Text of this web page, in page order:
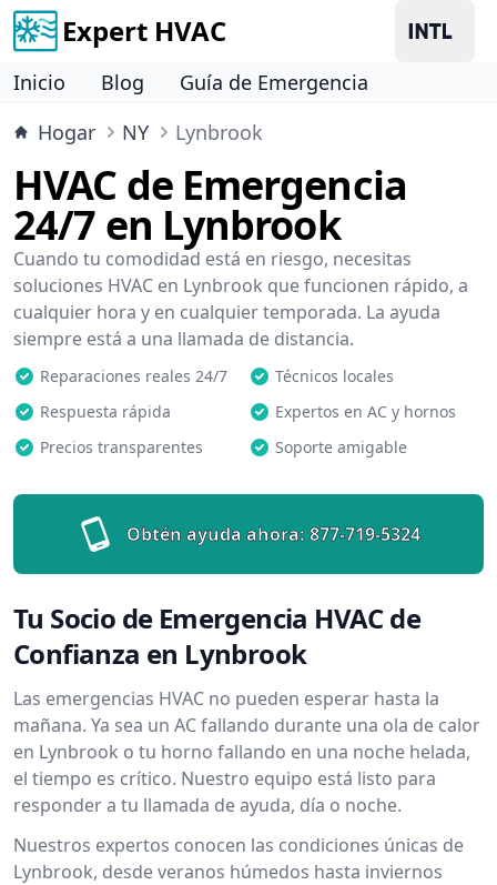
Expert HVAC
Inicio Blog
Guía de Emergencia
Hogar
NY Lynbrook
HVAC de Emergencia
24/7 en Lynbrook
Cuando tu comodidad está en riesgo, necesitas
soluciones HVAC en Lynbrook que funcionen rápido, a
cualquier hora y en cualquier temporada. La ayuda
siempre está a una llamada de distancia.
Reparaciones reales 24/7
Técnicos locales
Respuesta rápida
Expertos en AC y hornos
Precios transparentes
Soporte amigable
Obtén ayuda ahora: 877-719-5324
Tu Socio de Emergencia HVAC de
Confianza en Lynbrook
Las emergencias HVAC no pueden esperar hasta la
mañana. Ya sea un AC fallando durante una ola de calor
en Lynbrook o tu horno fallando en una noche helada,
el tiempo es crítico. Nuestro equipo está listo para
responder a tu llamada de ayuda, día o noche.
Nuestros expertos conocen las condiciones únicas de
Lynbrook, desde veranos húmedos hasta inviernos